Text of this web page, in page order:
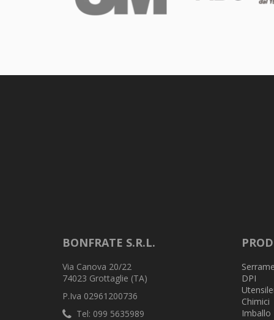
BONFRATE S.R.L.
Via Canova 20/22
74023 Grottaglie (TA)
P.Iva 02961200736
Tel: 099 5635989
DPI
Chimici
Imballo